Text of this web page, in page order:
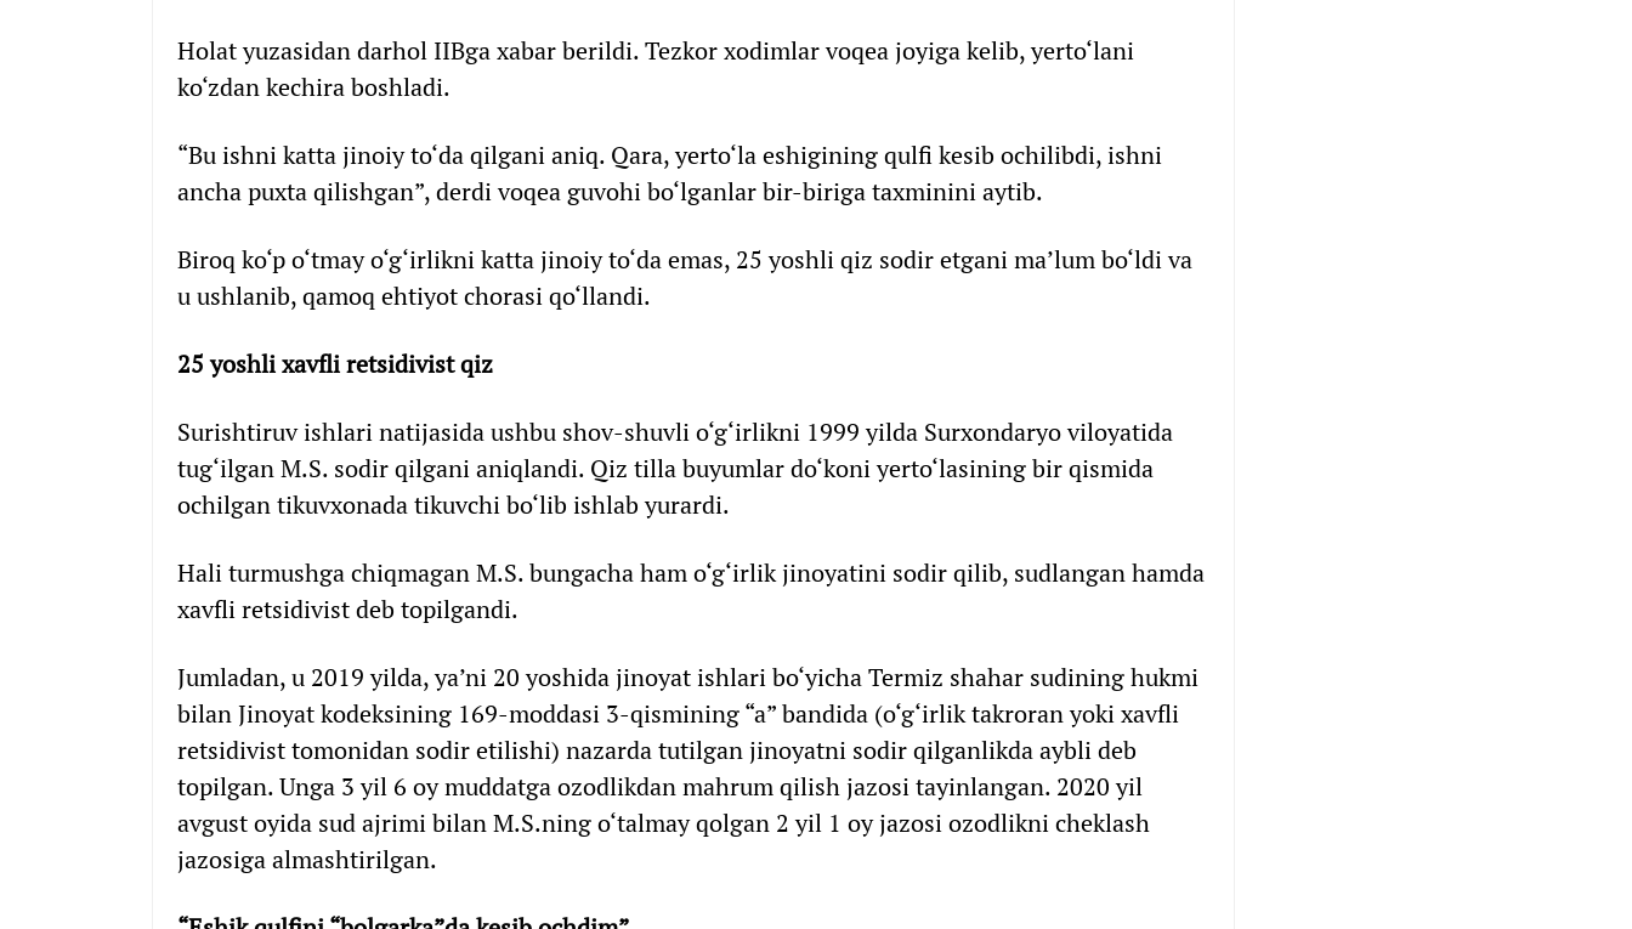
Holat yuzasidan darhol IIBga xabar berildi. Tezkor xodimlar voqea joyiga kelib, yerto‘lani
ko‘zdan kechira boshladi.
“Bu ishni katta jinoiy to‘da qilgani aniq. Qara, yerto‘la eshigining qulfi kesib ochilibdi, ishni
ancha puxta qilishgan”, derdi voqea guvohi bo‘lganlar bir-biriga taxminini aytib.
Biroq ko‘p o‘tmay o‘g‘irlikni katta jinoiy to‘da emas, 25 yoshli qiz sodir etgani ma’lum bo‘ldi va
u ushlanib, qamoq ehtiyot chorasi qo‘llandi.
25 yoshli xavfli retsidivist qiz
Surishtiruv ishlari natijasida ushbu shov-shuvli o‘g‘irlikni 1999 yilda Surxondaryo viloyatida
tug‘ilgan M.S. sodir qilgani aniqlandi. Qiz tilla buyumlar do‘koni yerto‘lasining bir qismida
ochilgan tikuvxonada tikuvchi bo‘lib ishlab yurardi.
Hali turmushga chiqmagan M.S. bungacha ham o‘g‘irlik jinoyatini sodir qilib, sudlangan hamda
xavfli retsidivist deb topilgandi.
Jumladan, u 2019 yilda, ya’ni 20 yoshida jinoyat ishlari bo‘yicha Termiz shahar sudining hukmi
bilan Jinoyat kodeksining 169-moddasi 3-qismining “a” bandida (o‘g‘irlik takroran yoki xavfli
retsidivist tomonidan sodir etilishi) nazarda tutilgan jinoyatni sodir qilganlikda aybli deb
topilgan. Unga 3 yil 6 oy muddatga ozodlikdan mahrum qilish jazosi tayinlangan. 2020 yil
avgust oyida sud ajrimi bilan M.S.ning o‘talmay qolgan 2 yil 1 oy jazosi ozodlikni cheklash
jazosiga almashtirilgan.